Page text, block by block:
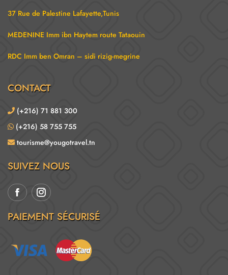
37 Rue de Palestine Lafayette,Tunis
MEDENINE Imm ibn Haytem route Tataouin
RDC Imm ben Omran – sidi rizig-megrine
CONTACT
(+216) 71 881 300
(+216) 58 755 755
tourisme@yougotravel.tn
SUIVEZ NOUS
PAIEMENT SÉCURISÉ